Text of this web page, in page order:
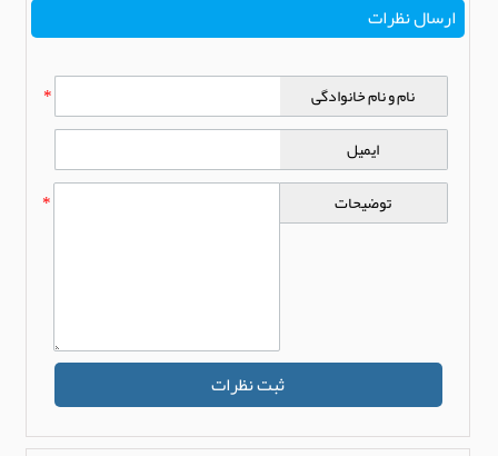
ارسال نظرات
نام و نام خانوادگی *
ایمیل
توضیحات
*
ثبت نظرات